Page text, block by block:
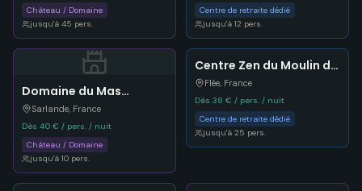
Château / Domaine
jusqu'à 45 pers.
Centre de retraite dédié
jusqu'à 12 pers.
Domaine du Mas
Coutant
Sarlande, France
Dès 40 € / pers. / nuit
Château / Domaine
jusqu'à 10 pers.
Centre Zen du Moulin de
Vaux
Flée, France
Dès 38 € / pers. / nuit
Centre de retraite dédié
jusqu'à 25 pers.